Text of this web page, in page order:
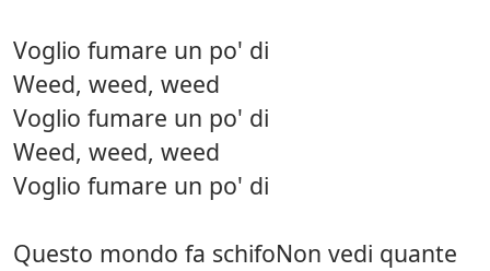
Voglio fumare un po' di
Weed, weed, weed
Voglio fumare un po' di
Weed, weed, weed
Voglio fumare un po' di
Questo mondo fa schifoNon vedi quante